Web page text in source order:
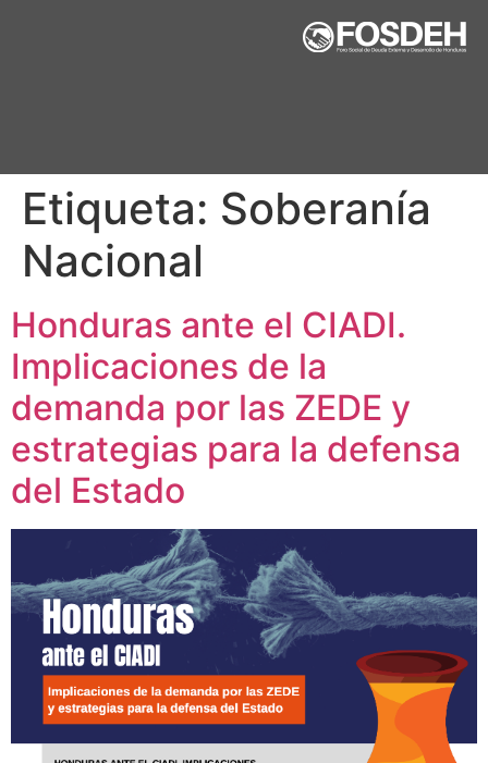
Etiqueta: Soberanía
Nacional
Honduras ante el CIADI.
Implicaciones de la
demanda por las ZEDE y
estrategias para la defensa
del Estado